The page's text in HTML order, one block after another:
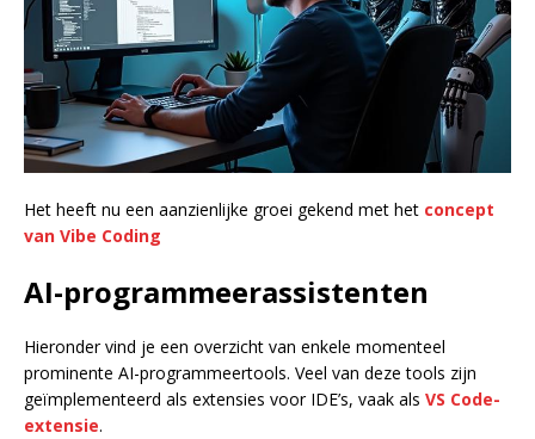
Het heeft nu een aanzienlijke groei gekend met het concept
van Vibe Coding
AI-programmeerassistenten
Hieronder vind je een overzicht van enkele momenteel
prominente AI-programmeertools. Veel van deze tools zijn
geïmplementeerd als extensies voor IDE’s, vaak als VS Code-
extensie.